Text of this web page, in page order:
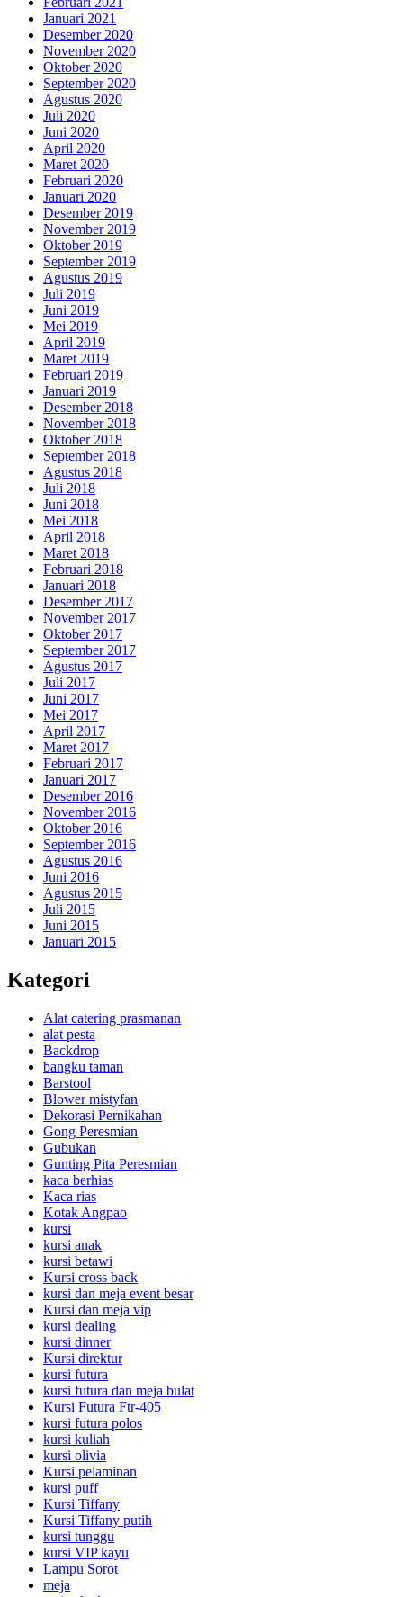
Januari 2021
Desember 2020
November 2020
Oktober 2020
September 2020
Agustus 2020
Juli 2020
Juni 2020
April 2020
Maret 2020
Februari 2020
Januari 2020
Desember 2019
November 2019
Oktober 2019
September 2019
Agustus 2019
Juli 2019
Juni 2019
Mei 2019
April 2019
Maret 2019
Februari 2019
Januari 2019
Desember 2018
November 2018
Oktober 2018
September 2018
Agustus 2018
Juli 2018
Juni 2018
Mei 2018
April 2018
Maret 2018
Februari 2018
Januari 2018
Desember 2017
November 2017
Oktober 2017
September 2017
Agustus 2017
Juli 2017
Juni 2017
Mei 2017
April 2017
Maret 2017
Februari 2017
Januari 2017
Desember 2016
November 2016
Oktober 2016
September 2016
Agustus 2016
Juni 2016
Agustus 2015
Juli 2015
Juni 2015
Januari 2015
Kategori
Alat catering prasmanan
alat pesta
Backdrop
bangku taman
Barstool
Blower mistyfan
Dekorasi Pernikahan
Gong Peresmian
Gubukan
Gunting Pita Peresmian
kaca berhias
Kaca rias
Kotak Angpao
kursi
kursi anak
kursi betawi
Kursi cross back
kursi dan meja event besar
Kursi dan meja vip
kursi dealing
kursi dinner
Kursi direktur
kursi futura
kursi futura dan meja bulat
Kursi Futura Ftr-405
kursi futura polos
kursi kuliah
kursi olivia
Kursi pelaminan
kursi puff
Kursi Tiffany
Kursi Tiffany putih
kursi tunggu
kursi VIP kayu
Lampu Sorot
meja